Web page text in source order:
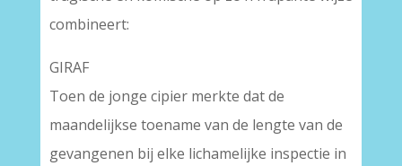
combineert:
GIRAF
Toen de jonge cipier merkte dat de
maandelijkse toename van de lengte van de
gevangenen bij elke lichamelijke inspectie in